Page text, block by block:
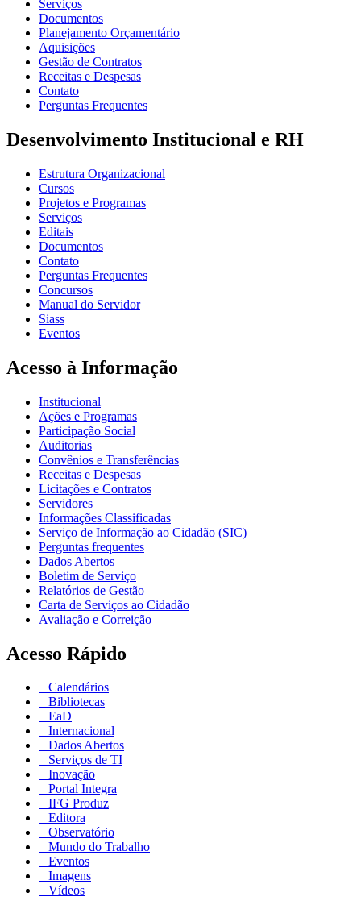
Serviços
Documentos
Planejamento Orçamentário
Aquisições
Gestão de Contratos
Receitas e Despesas
Contato
Perguntas Frequentes
Desenvolvimento Institucional e RH
Estrutura Organizacional
Cursos
Projetos e Programas
Serviços
Editais
Documentos
Contato
Perguntas Frequentes
Concursos
Manual do Servidor
Siass
Eventos
Acesso à Informação
Institucional
Ações e Programas
Participação Social
Auditorias
Convênios e Transferências
Receitas e Despesas
Licitações e Contratos
Servidores
Informações Classificadas
Serviço de Informação ao Cidadão (SIC)
Perguntas frequentes
Dados Abertos
Boletim de Serviço
Relatórios de Gestão
Carta de Serviços ao Cidadão
Avaliação e Correição
Acesso Rápido
Calendários
Bibliotecas
EaD
Internacional
Dados Abertos
Serviços de TI
Inovação
Portal Integra
IFG Produz
Editora
Observatório
Mundo do Trabalho
Eventos
Imagens
Vídeos